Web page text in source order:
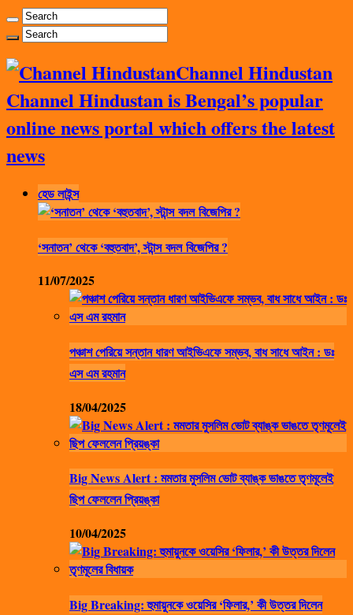
Channel Hindustan
Channel Hindustan is Bengal’s popular
online news portal which offers the latest
news
হেড লাইন্স
‘সনাতন’ থেকে ‘বহুতবাদ’, স্টান্স বদল বিজেপির ?
11/07/2025
পঞ্চাশ পেরিয়ে সন্তান ধারণ আইভিএফে সম্ভব, বাধ সাধে আইন : ডঃ
এস এম রহমান
18/04/2025
Big News Alert : মমতার মুসলিম ভোট ব্যাঙ্ক ভাঙতে তৃণমূলেই
ছিপ ফেললেন প্রিয়ঙ্কা
10/04/2025
Big Breaking: হুমায়ুনকে ওয়েসির ‘ফিলার,’ কী উত্তর দিলেন